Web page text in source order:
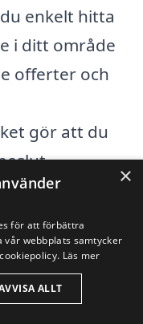
enkelt hitta
i ditt område
offerter och
gör att du
och utan
×
för att förbättra
vår webbplats samtycker
Läs mer
ALLT